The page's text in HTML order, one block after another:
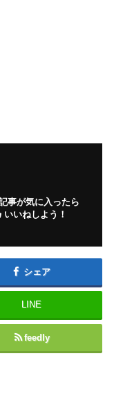
事が気に入ったら
いいねしよう！
シェア
LINE
feedly